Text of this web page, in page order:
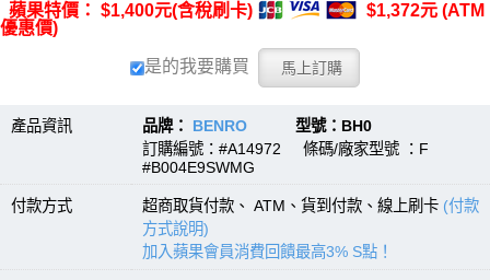
蘋果特價： $1,400元(含稅刷卡)
$1,372元 (ATM
優惠價)
是的我要購買
產品資訊 品牌： BENRO 型號：BH0
訂購編號：#A14972 條碼/廠家型號 ：F
#B004E9SWMG
付款方式 超商取貨付款、 ATM、貨到付款、線上刷卡 (付款
方式說明)
加入蘋果會員消費回饋最高3% S點！